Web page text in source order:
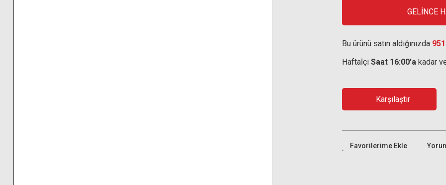
GELİNCE
Bu ürünü satın aldığınızda
Haftaİçi Saat 16:00'a kadar
Karşılaştır